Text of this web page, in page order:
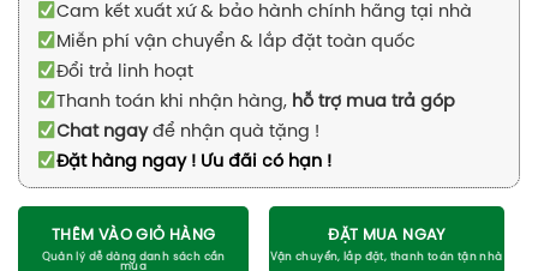
Cam kết xuất xứ & bảo hành chính hãng tại nhà
Miễn phí vận chuyển & lắp đặt toàn quốc
Đổi trả linh hoạt
Thanh toán khi nhận hàng, hỗ trợ mua trả góp
Chat ngayđể nhận quà tặng !
Đặt hàng ngay ! Ưu đãi có hạn !
THÊM VÀO GIỎ HÀNG ĐẶT MUA NGAY